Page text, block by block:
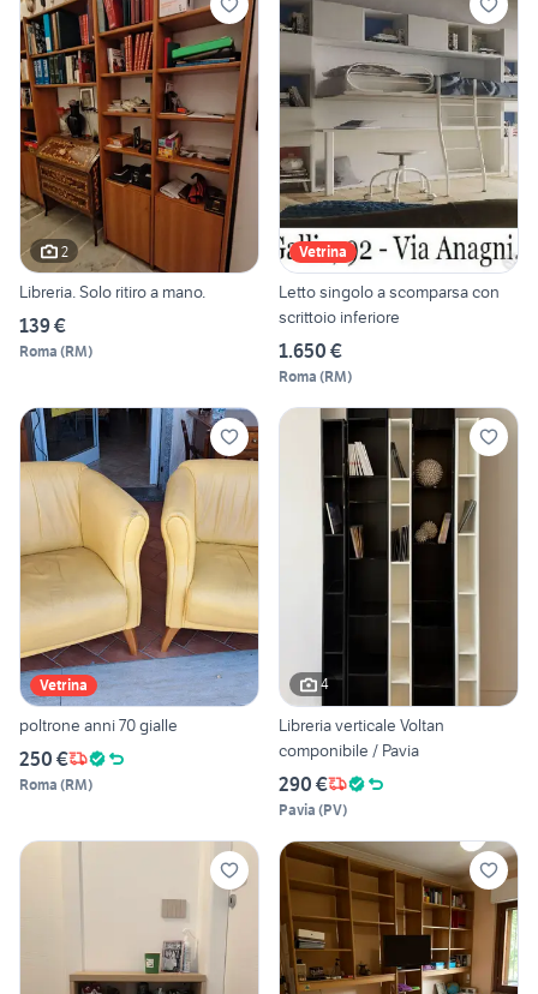
2
Libreria. Solo ritiro a mano.
139 €
Roma (RM)
Vetrina
Letto singolo a scomparsa con
scrittoio inferiore
1.650 €
Roma (RM)
Vetrina
poltrone anni 70 gialle
250 €
Roma (RM)
4
Libreria verticale Voltan
componibile / Pavia
290 €
Pavia (PV)